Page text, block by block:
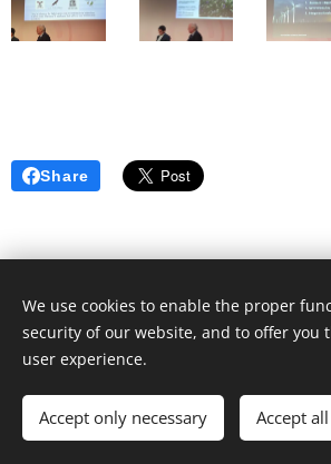
Share
© 2025 | Clic Recycle All
Terms & Conditions
Idiomas
We use cookies to enable the proper
security of our website, and to offer you
user experience.
Accept only necessary Accept all